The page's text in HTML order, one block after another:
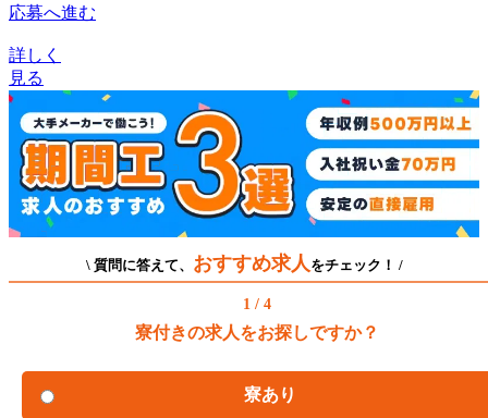
応募へ進む
詳しく
見る
\ 質問に答えて、 おすすめ求人 をチェック！ /
1 / 4
寮付きの求人をお探しですか？
寮あり